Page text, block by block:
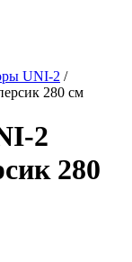
UNI-2 /
280 см
2
280